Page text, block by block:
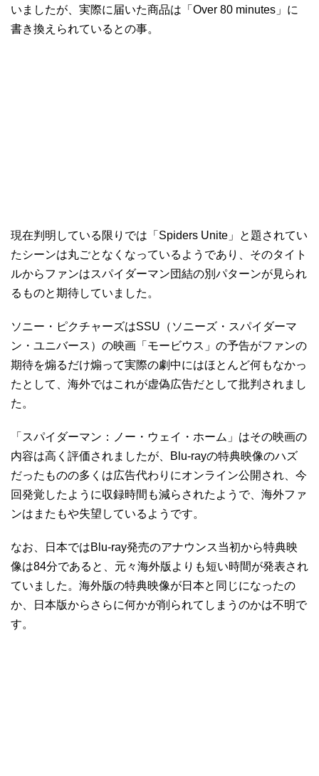
いましたが、実際に届いた商品は「Over 80 minutes」に
書き換えられているとの事。
現在判明している限りでは「Spiders Unite」と題されてい
たシーンは丸ごとなくなっているようであり、そのタイト
ルからファンはスパイダーマン団結の別パターンが見られ
るものと期待していました。
ソニー・ピクチャーズはSSU（ソニーズ・スパイダーマ
ン・ユニバース）の映画「モービウス」の予告がファンの
期待を煽るだけ煽って実際の劇中にはほとんど何もなかっ
たとして、海外ではこれが虚偽広告だとして批判されまし
た。
「スパイダーマン：ノー・ウェイ・ホーム」はその映画の
内容は高く評価されましたが、Blu-rayの特典映像のハズ
だったものの多くは広告代わりにオンライン公開され、今
回発覚したように収録時間も減らされたようで、海外ファ
ンはまたもや失望しているようです。
なお、日本ではBlu-ray発売のアナウンス当初から特典映
像は84分であると、元々海外版よりも短い時間が発表され
ていました。海外版の特典映像が日本と同じになったの
か、日本版からさらに何かが削られてしまうのかは不明で
す。